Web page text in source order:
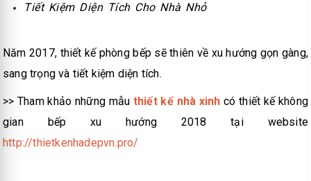
Tiết Kiệm Diện Tích Cho Nhà Nhỏ
Năm 2017, thiết kế phòng bếp sẽ thiên về xu hướng gọn gàng,
sang trọng và tiết kiệm diện tích.
>> Tham khảo những mẫu thiết kế nhà xinh có thiết kế không
gian bếp xu hướng 2018 tại website
http://thietkenhadepvn.pro/